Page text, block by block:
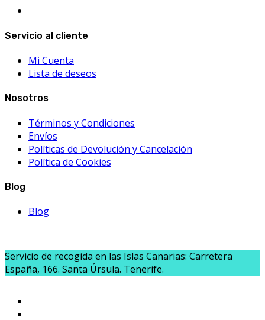
Servicio al cliente
Mi Cuenta
Lista de deseos
Nosotros
Términos y Condiciones
Envíos
Políticas de Devolución y Cancelación
Política de Cookies
Blog
Blog
Servicio de recogida en las Islas Canarias: Carretera
España, 166. Santa Úrsula. Tenerife.